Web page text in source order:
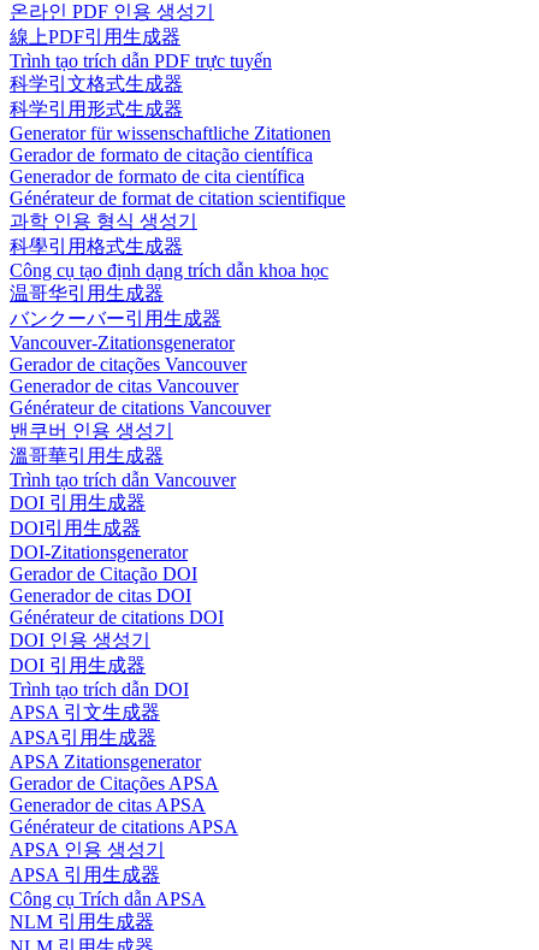
온라인 PDF 인용 생성기
線上PDF引用生成器
Trình tạo trích dẫn PDF trực tuyến
科学引文格式生成器
科学引用形式生成器
Generator für wissenschaftliche Zitationen
Gerador de formato de citação científica
Generador de formato de cita científica
Générateur de format de citation scientifique
과학 인용 형식 생성기
科學引用格式生成器
Công cụ tạo định dạng trích dẫn khoa học
温哥华引用生成器
バンクーバー引用生成器
Vancouver-Zitationsgenerator
Gerador de citações Vancouver
Generador de citas Vancouver
Générateur de citations Vancouver
밴쿠버 인용 생성기
溫哥華引用生成器
Trình tạo trích dẫn Vancouver
DOI 引用生成器
DOI引用生成器
DOI-Zitationsgenerator
Gerador de Citação DOI
Generador de citas DOI
Générateur de citations DOI
DOI 인용 생성기
DOI 引用生成器
Trình tạo trích dẫn DOI
APSA 引文生成器
APSA引用生成器
APSA Zitationsgenerator
Gerador de Citações APSA
Generador de citas APSA
Générateur de citations APSA
APSA 인용 생성기
APSA 引用生成器
Công cụ Trích dẫn APSA
NLM 引用生成器